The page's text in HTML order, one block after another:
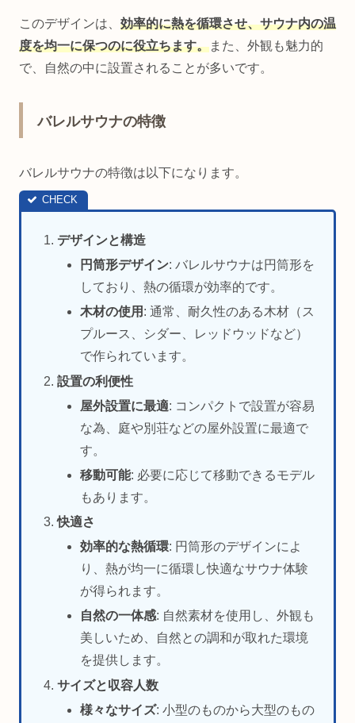
このデザインは、 効率的に熱を循環させ、サウナ内の温
度を均一に保つのに役立ちます。また、外観も魅力的
で、自然の中に設置されることが多いです。
バレルサウナの特徴
バレルサウナの特徴は以下になります。
デザインと構造
円筒形デザイン: バレルサウナは円筒形を
しており、熱の循環が効率的です。
木材の使用 : 通常、耐久性のある木材（ス
プルース、シダー、レッドウッドなど）
で作られています。
設置の利便性
屋外設置に最適: コンパクトで設置が容易
な為、庭や別荘などの屋外設置に最適で
す。
移動可能: 必要に応じて移動できるモデル
もあります。
快適さ
効率的な熱循環: 円筒形のデザインによ
り、熱が均一に循環し快適なサウナ体験
が得られます。
自然の一体感: 自然素材を使用し、外観も
美しいため、自然との調和が取れた環境
を提供します。
サイズと収容人数
様々なサイズ: 小型のものから大型のもの